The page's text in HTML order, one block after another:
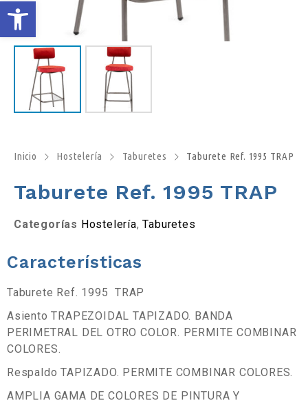
A
b
a
r
r
a
d
e
Inicio Hostelería Taburetes Taburete Ref. 1995 TRAP
Taburete Ref. 1995 TRAP
Categorías Hostelería,Taburetes
Características
Taburete Ref. 1995 TRAP
Asiento TRAPEZOIDAL TAPIZADO. BANDA
PERIMETRAL DEL OTRO COLOR. PERMITE COMBINAR
COLORES.
Respaldo TAPIZADO. PERMITE COMBINAR COLORES.
AMPLIA GAMA DE COLORES DE PINTURA Y